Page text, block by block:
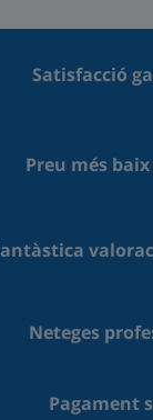
Satisfacció
Preu més
Neteges
Pagament